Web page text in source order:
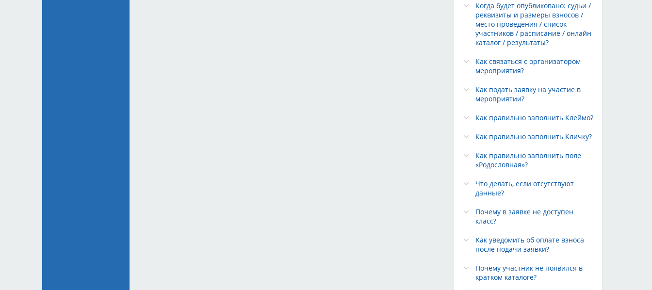
Когда будет опубликовано: судьи /
реквизиты и размеры взносов /
место проведения / список
участников / расписание / онлайн
каталог / результаты?
Как связаться с организатором
мероприятия?
Как подать заявку на участие в
мероприятии?
Как правильно заполнить Клеймо?
Как правильно заполнить Кличку?
Как правильно заполнить поле
«Родословная»?
Что делать, если отсутствуют
данные?
Почему в заявке не доступен
класс?
Как уведомить об оплате взноса
после подачи заявки?
Почему участник не появился в
кратком каталоге?